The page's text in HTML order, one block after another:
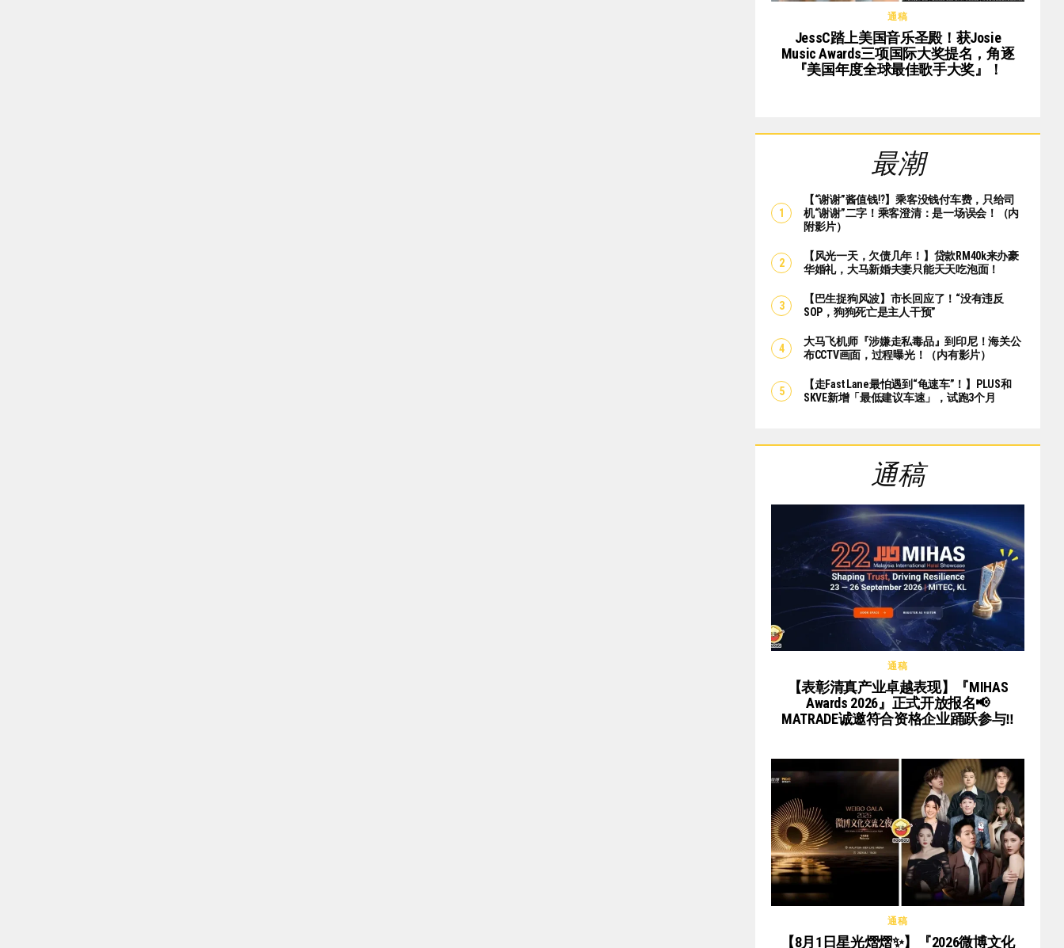
通稿
JessC踏上美国音乐圣殿！获Josie
Music Awards三项国际大奖提名，角逐
『美国年度全球最佳歌手大奖』！
最潮
【“谢谢”酱值钱⁉️】乘客没钱付车费，只给司
机“谢谢”二字！乘客澄清：是一场误会！（内
附影片）
【风光一天，欠债几年！】贷款RM40k来办豪
华婚礼，大马新婚夫妻只能天天吃泡面！
【巴生捉狗风波】市长回应了！“没有违反
SOP，狗狗死亡是主人干预”
大马飞机师『涉嫌走私毒品』到印尼！海关公
布CCTV画面，过程曝光！（内有影片）
【走Fast Lane最怕遇到“龟速车”！】PLUS和
SKVE新增「最低建议车速」，试跑3个月
通稿
通稿
【表彰清真产业卓越表现】『MIHAS
Awards 2026』正式开放报名📢
MATRADE诚邀符合资格企业踊跃参与‼️
通稿
【8月1日星光熠熠✨】『2026微博文化